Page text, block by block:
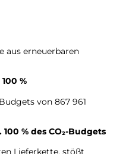
aus erneuerbaren
%
von 867 961
% des CO₂-Budgets
Lieferkette, stößt